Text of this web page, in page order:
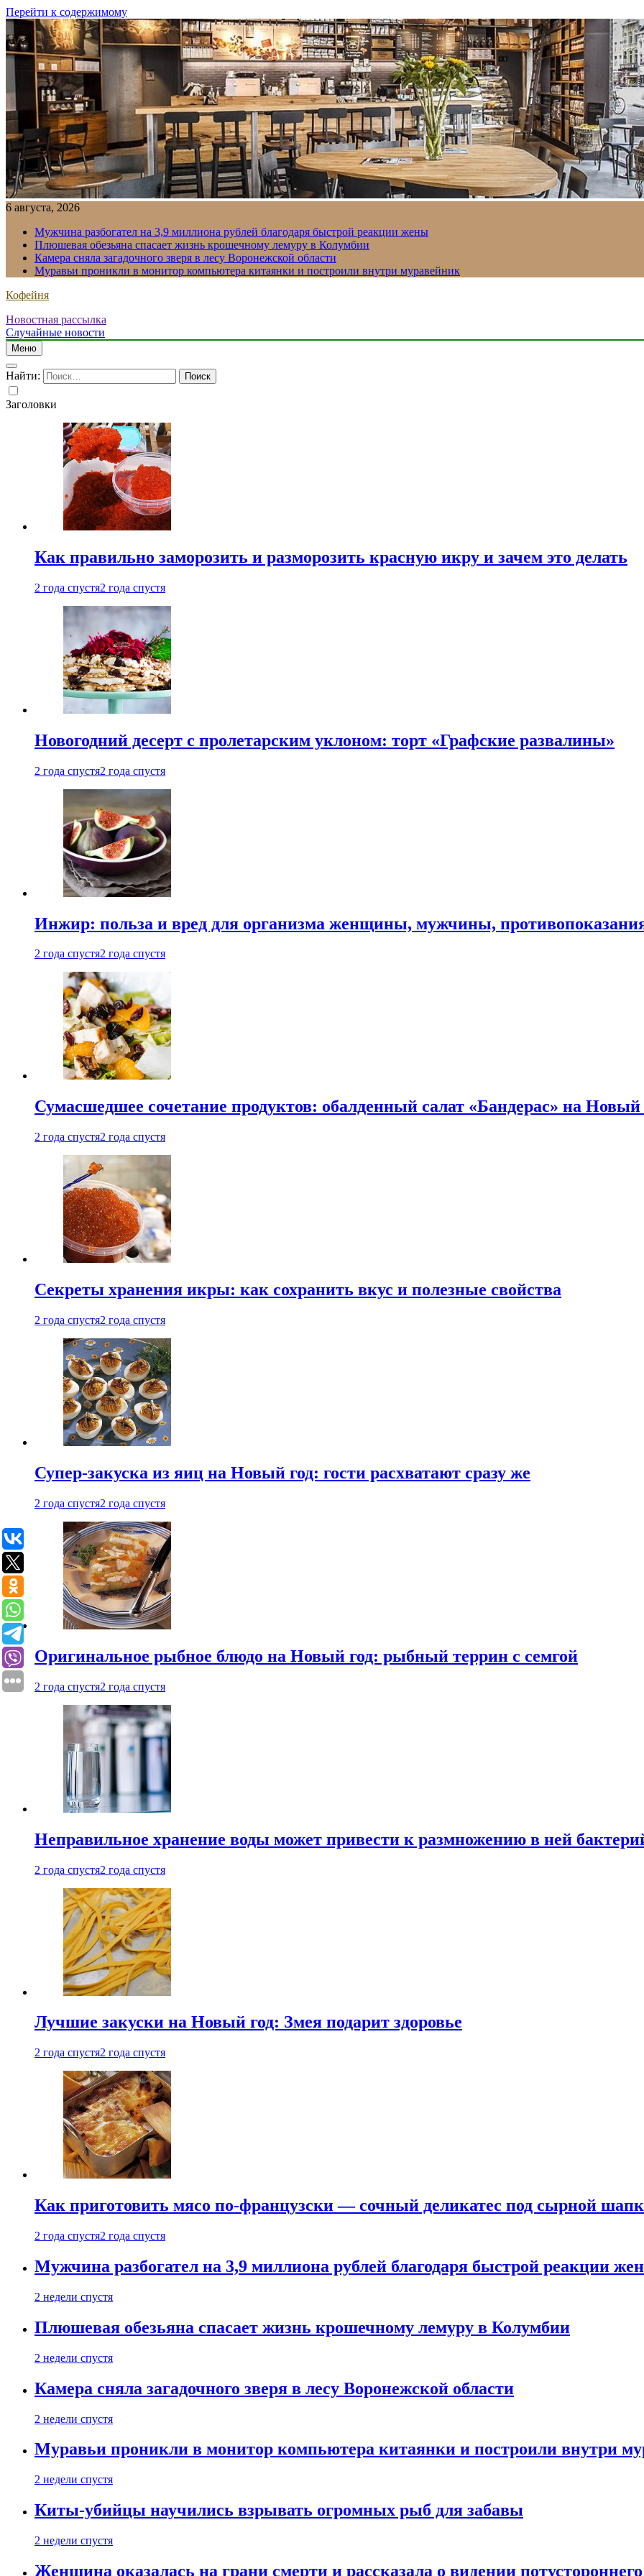
Перейти к содержимому
6 августа, 2026
Мужчина разбогател на 3,9 миллиона рублей благодаря быстрой реакции жены
Плюшевая обезьяна спасает жизнь крошечному лемуру в Колумбии
Камера сняла загадочного зверя в лесу Воронежской области
Муравьи проникли в монитор компьютера китаянки и построили внутри муравейник
Кофейня
Новостная рассылка
Случайные новости
Меню
Найти:
Заголовки
Как правильно заморозить и разморозить красную икру и зачем это делать
2 года спустя2 года спустя
Новогодний десерт с пролетарским уклоном: торт «Графские развалины»
2 года спустя2 года спустя
Инжир: польза и вред для организма женщины, мужчины,
2 года спустя2 года спустя
Сумасшедшее сочетание продуктов: обалденный салат «Бандерас» на Новый
2 года спустя2 года спустя
Секреты хранения икры: как сохранить вкус и полезные свойства
2 года спустя2 года спустя
Супер-закуска из яиц на Новый год: гости расхватают сразу же
2 года спустя2 года спустя
Оригинальное рыбное блюдо на Новый год: рыбный террин с семгой
2 года спустя2 года спустя
Неправильное хранение воды может привести к размножению в ней
2 года спустя2 года спустя
Лучшие закуски на Новый год: Змея подарит здоровье
2 года спустя2 года спустя
Как приготовить мясо по-французски — сочный деликатес под сырной
2 года спустя2 года спустя
Мужчина разбогател на 3,9 миллиона рублей благодаря быстрой реакции
2 недели спустя
Плюшевая обезьяна спасает жизнь крошечному лемуру в Колумбии
2 недели спустя
Камера сняла загадочного зверя в лесу Воронежской области
2 недели спустя
Муравьи проникли в монитор компьютера китаянки и построили внутри
2 недели спустя
Киты-убийцы научились взрывать огромных рыб для забавы
2 недели спустя
Женщина оказалась на грани смерти и рассказала о видении